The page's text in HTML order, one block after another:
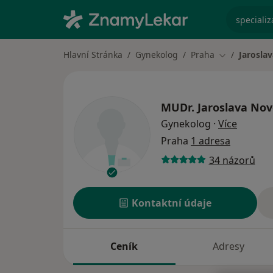
Hlavní Stránka Gynekolog Praha Změna města
MUDr. Jaroslava
Gynekolog · Více
Praha 1 adresa
34 názorů
Kontaktní údaje
Ceník Adresy